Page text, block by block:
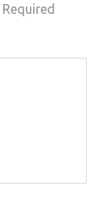
Required